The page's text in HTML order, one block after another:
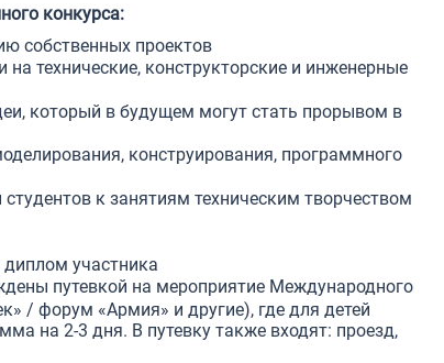
конкурса:
собственных проектов
технические, конструкторские и инженерные
который в будущем могут стать прорывом в
конструирования, программного
к занятиям техническим творчеством
участника
путевкой на мероприятие Международного
/ форум «Армия» и другие), где для детей
на 2-3 дня. В путевку также входят: проезд,